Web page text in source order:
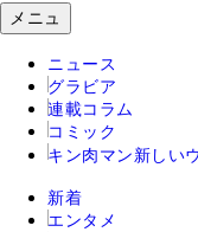
メニュ
ニュース
グラビア
連載コラム
コミック
キン肉マン 新しい
新着
エンタメ